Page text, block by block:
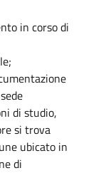
in corso di
di studio,
si trova
ubicato in
di